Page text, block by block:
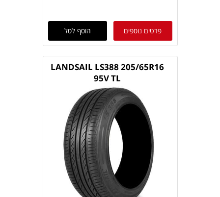
פרטים נוספים הוסף לסל
LANDSAIL LS388 205/65R16
95V TL